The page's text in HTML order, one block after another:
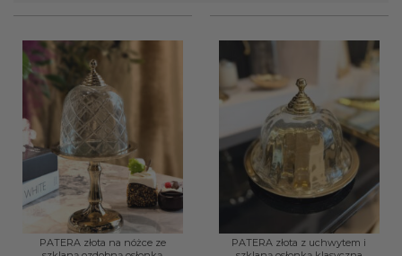
PATERA złota na nóżce ze
PATERA złota z uchwytem i